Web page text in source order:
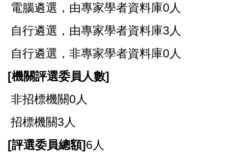
電腦遴選，由專家學者資料庫0人
自行遴選，由專家學者資料庫3人
自行遴選，非專家學者資料庫0人
[機關評選委員人數]
非招標機關0人
招標機關3人
[評選委員總額]6人